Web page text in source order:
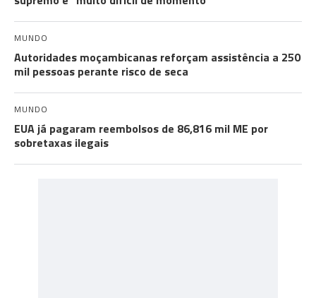
MUNDO
Autoridades moçambicanas reforçam assistência a 250
mil pessoas perante risco de seca
MUNDO
EUA já pagaram reembolsos de 86,816 mil ME por
sobretaxas ilegais